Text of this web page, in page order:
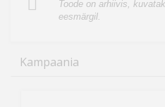
Toode on arhiivis,
eesmärgil.
Kampaania